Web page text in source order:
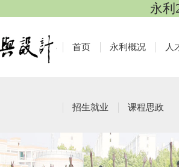
永利
首页 永利概况 人
招生就业 课程思政